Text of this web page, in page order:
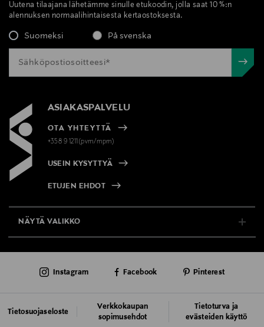
Uutena tilaajana lähetämme sinulle etukoodin, jolla saat 10 %:n
alennuksen normaalihintaisesta kertaostoksesta.
Suomeksi På svenska
ASIAKASPALVELU
OTA YHTEYTTÄ
+358 9 1211(pvm/mpm)
USEIN KYSYTTYÄ
ETUJEN EHDOT
NÄYTÄ VALIKKO
AJANKOHTAISTA
Tietosuojaseloste
Verkkokaupan
sopimusehdot
Tietoturva ja
evästeiden käyttö
Instagram Facebook Pinterest